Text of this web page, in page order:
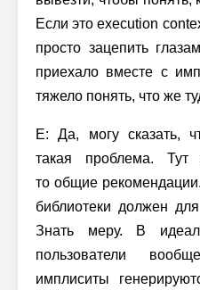
Если это execution
просто зацепить
приехало вместе с
тяжело понять, что же
Е: Да, могу сказать,
такая проблема. Тут
то общие
библиотеки должен
Знать меру. В
пользователи
имплиситы